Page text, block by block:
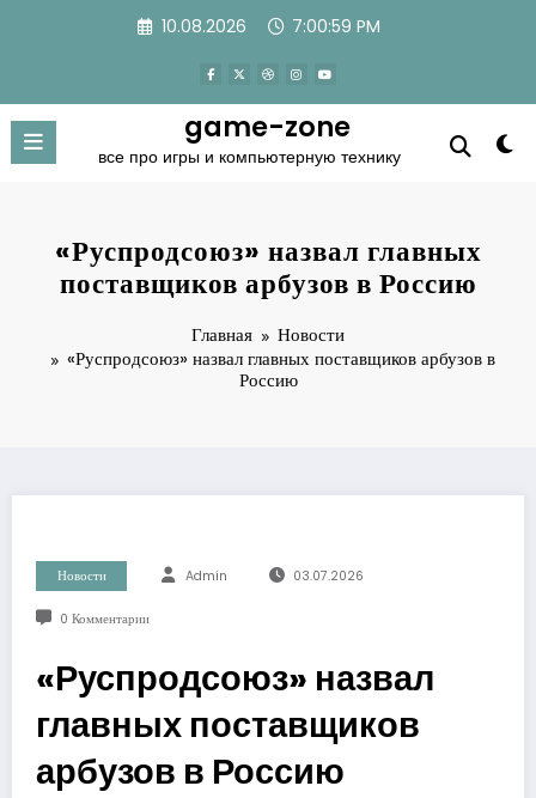
10.08.2026 7:00:59 PM
game-zone
все про игры и компьютерную технику
«Руспродсоюз» назвал главных
поставщиков арбузов в Россию
Главная
Новости
«Руспродсоюз» назвал главных поставщиков арбузов в
Россию
Новости Admin 03.07.2026
0 Комментарии
«Руспродсоюз» назвал
главных поставщиков
арбузов в Россию